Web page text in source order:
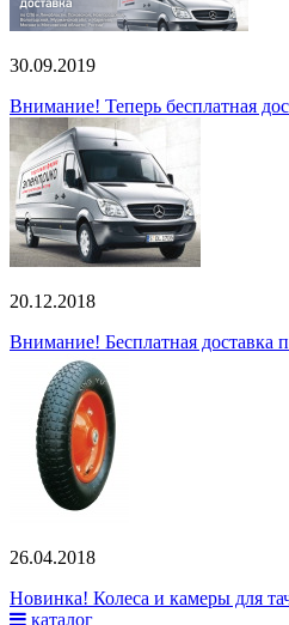
30.09.2019
Внимание! Теперь бесплатная
20.12.2018
Внимание! Бесплатная доставка
26.04.2018
Новинка! Колеса и камеры для
каталог